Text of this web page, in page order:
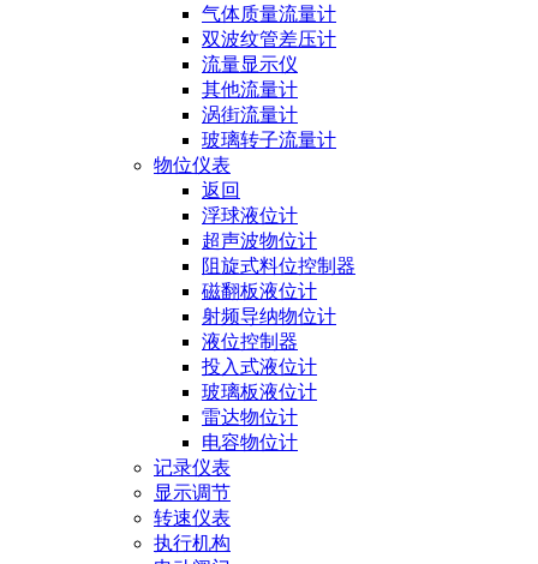
气体质量流量计
双波纹管差压计
流量显示仪
其他流量计
涡街流量计
玻璃转子流量计
物位仪表
返回
浮球液位计
超声波物位计
阻旋式料位控制器
磁翻板液位计
射频导纳物位计
液位控制器
投入式液位计
玻璃板液位计
雷达物位计
电容物位计
记录仪表
显示调节
转速仪表
执行机构